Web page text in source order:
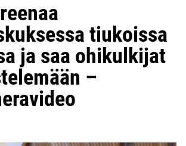
tiukoissa
ja saa ohikulkijat
–